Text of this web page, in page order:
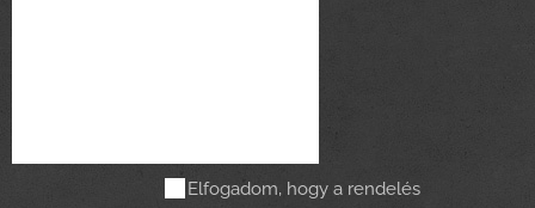
Elfogadom, hogy a rendelés